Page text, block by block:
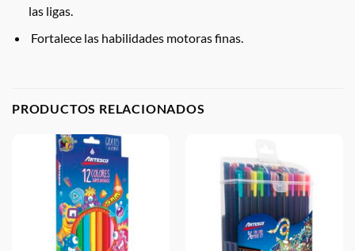
las ligas.
Fortalece las habilidades motoras finas.
PRODUCTOS RELACIONADOS